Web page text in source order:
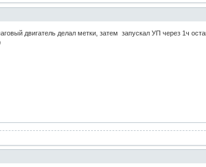
двигатель делал метки, затем запускал УП через 1ч